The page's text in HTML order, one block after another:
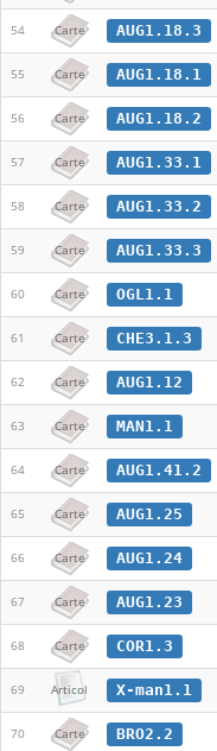
54 Carte AUG1.18.3
55 Carte AUG1.18.1
56 Carte AUG1.18.2
57 Carte AUG1.33.1
58 Carte AUG1.33.2
59 Carte AUG1.33.3
60 Carte OGL1.1
61 Carte CHE3.1.3
62 Carte AUG1.12
63 Carte MAN1.1
64 Carte AUG1.41.2
65 Carte AUG1.25
66 Carte AUG1.24
67 Carte AUG1.23
68 Carte COR1.3
69 Articol X-man1.1
70 Carte BRO2.2